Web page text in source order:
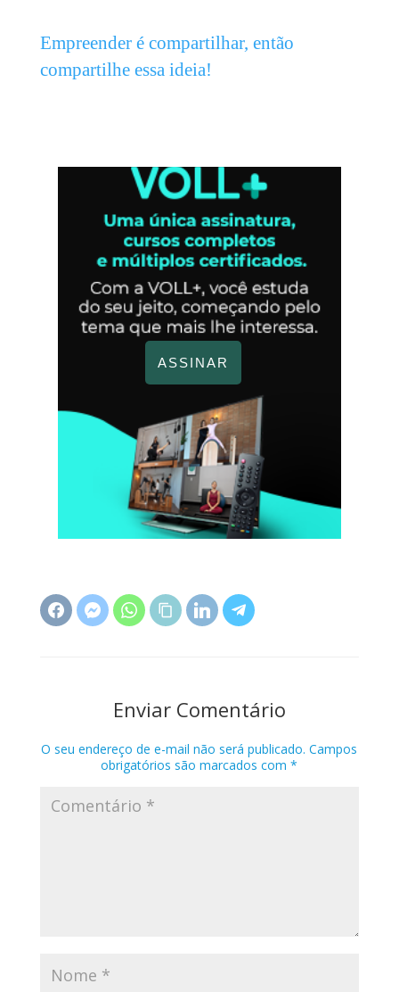
Empreender é compartilhar, então
compartilhe essa ideia!
ASSINAR
Enviar Comentário
O seu endereço de e-mail não será publicado. Campos
obrigatórios são marcados com*